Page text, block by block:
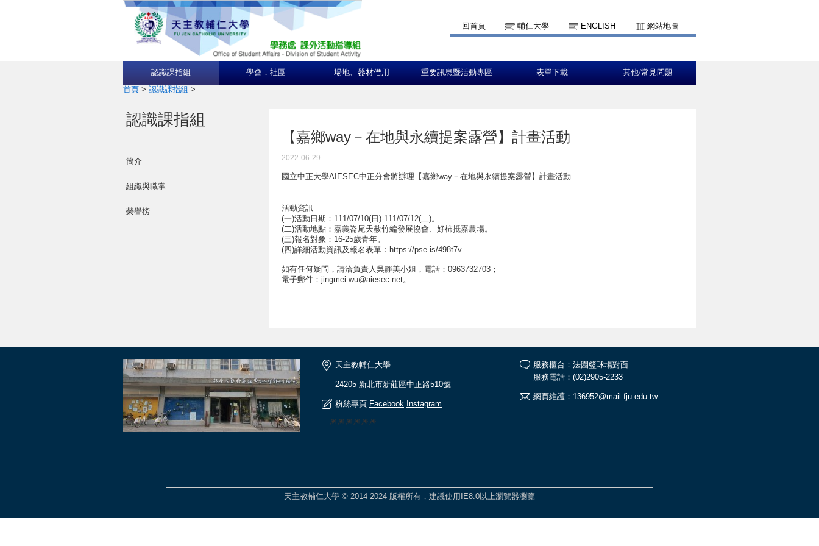
回首頁 輔仁大學 ENGLISH 網站地圖
認識課指組 學會．社團 場地、器材借用 重要訊息暨活動專區 表單下載 其他/常見問題
首頁 > 認識課指組 >
認識課指組
簡介
組織與職掌
榮譽榜
【嘉鄉way－在地與永續提案露營】計畫活動
2022-06-29
國立中正大學AIESEC中正分會將辦理【嘉鄉way－在地與永續提案露營】計畫活動
活動資訊
(一)活動日期：111/07/10(日)-111/07/12(二)。
(二)活動地點：嘉義崙尾天赦竹編發展協會、好柿抵嘉農場。
(三)報名對象：16-25歲青年。
(四)詳細活動資訊及報名表單：https://pse.is/498t7v
如有任何疑問，請洽負責人吳靜美小姐，電話：0963732703；
電子郵件：jingmei.wu@aiesec.net。
天主教輔仁大學
24205 新北市新莊區中正路510號
粉絲專頁 Facebook Instagram
🎆🎆🎆🎆🎆🎆
服務櫃台：法園籃球場對面
服務電話：(02)2905-2233
網頁維護：136952@mail.fju.edu.tw
天主教輔仁大學 © 2014-2024 版權所有，建議使用IE8.0以上瀏覽器瀏覽